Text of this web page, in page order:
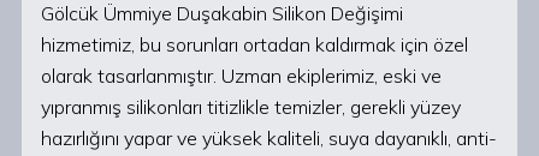
Gölcük Ümmiye Duşakabin Silikon Değişimi
hizmetimiz, bu sorunları ortadan kaldırmak için özel
olarak tasarlanmıştır. Uzman ekiplerimiz, eski ve
yıpranmış silikonları titizlikle temizler, gerekli yüzey
hazırlığını yapar ve yüksek kaliteli, suya dayanıklı, anti-